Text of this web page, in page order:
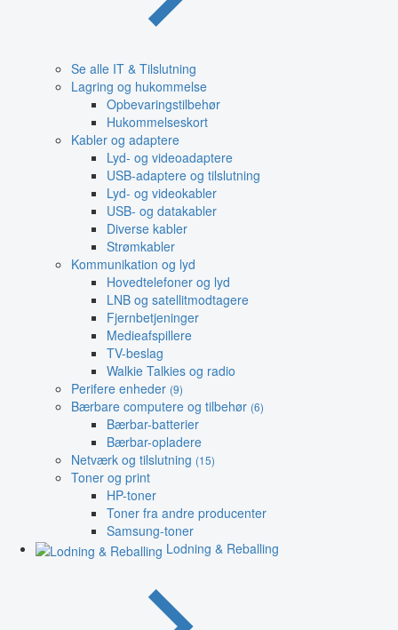
Se alle IT & Tilslutning
Lagring og hukommelse
Opbevaringstilbehør
Hukommelseskort
Kabler og adaptere
Lyd- og videoadaptere
USB-adaptere og tilslutning
Lyd- og videokabler
USB- og datakabler
Diverse kabler
Strømkabler
Kommunikation og lyd
Hovedtelefoner og lyd
LNB og satellitmodtagere
Fjernbetjeninger
Medieafspillere
TV-beslag
Walkie Talkies og radio
Perifere enheder (9)
Bærbare computere og tilbehør (6)
Bærbar-batterier
Bærbar-opladere
Netværk og tilslutning (15)
Toner og print
HP-toner
Toner fra andre producenter
Samsung-toner
Lodning & Reballing